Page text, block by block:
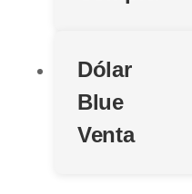
Dólar
Blue
Venta